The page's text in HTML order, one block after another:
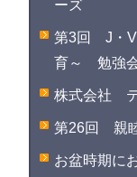
ーズ
第3回 J・
育～ 勉強
株式会社 テ
第26回 親
お盆時期に